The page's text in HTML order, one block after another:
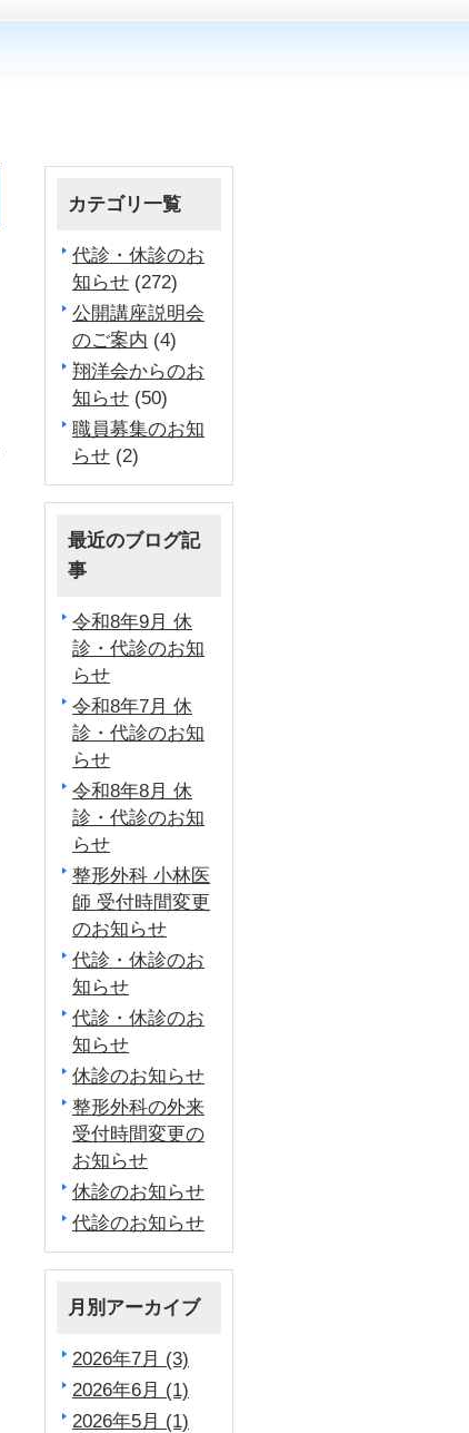
カテゴリ一覧
代診・休診のお
知らせ (272)
公開講座説明会
のご案内 (4)
翔洋会からのお
知らせ (50)
職員募集のお知
らせ (2)
最近のブログ記
事
令和8年9月 休
診・代診のお知
らせ
令和8年7月 休
診・代診のお知
らせ
令和8年8月 休
診・代診のお知
らせ
整形外科 小林医
師 受付時間変更
のお知らせ
代診・休診のお
知らせ
代診・休診のお
知らせ
休診のお知らせ
整形外科の外来
受付時間変更の
お知らせ
休診のお知らせ
代診のお知らせ
月別アーカイブ
2026年7月 (3)
2026年6月 (1)
2026年5月 (1)